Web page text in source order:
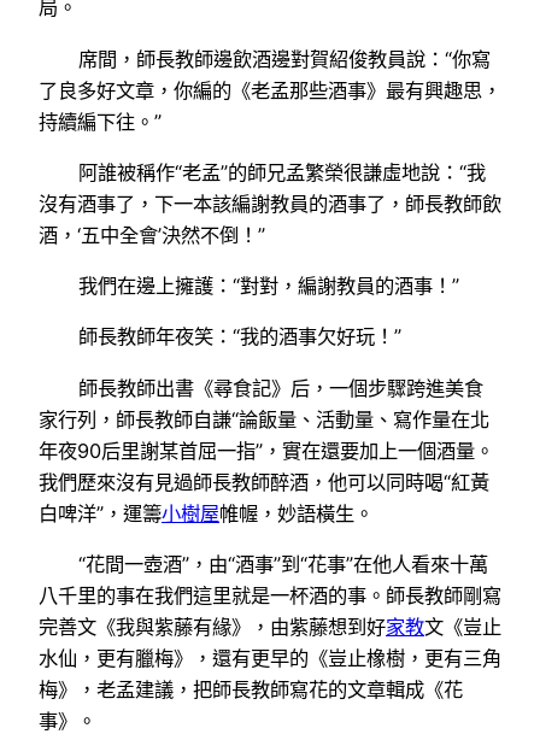
局。
席間，師長教師邊飲酒邊對賀紹俊教員說：“你寫
了良多好文章，你編的《老孟那些酒事》最有興趣思，
持續編下往。”
阿誰被稱作“老孟”的師兄孟繁榮很謙虛地說：“我
沒有酒事了，下一本該編謝教員的酒事了，師長教師飲
酒，‘五中全會’決然不倒！”
我們在邊上擁護：“對對，編謝教員的酒事！”
師長教師年夜笑：“我的酒事欠好玩！”
師長教師出書《尋食記》后，一個步驟跨進美食
家行列，師長教師自謙“論飯量、活動量、寫作量在北
年夜90后里謝某首屈一指”，實在還要加上一個酒量。
我們歷來沒有見過師長教師醉酒，他可以同時喝“紅黃
白啤洋”，運籌小樹屋帷幄，妙語橫生。
“花間一壺酒”，由“酒事”到“花事”在他人看來十萬
八千里的事在我們這里就是一杯酒的事。師長教師剛寫
完善文《我與紫藤有緣》，由紫藤想到好家教文《豈止
水仙，更有臘梅》，還有更早的《豈止橡樹，更有三角
梅》，老孟建議，把師長教師寫花的文章輯成《花
事》。